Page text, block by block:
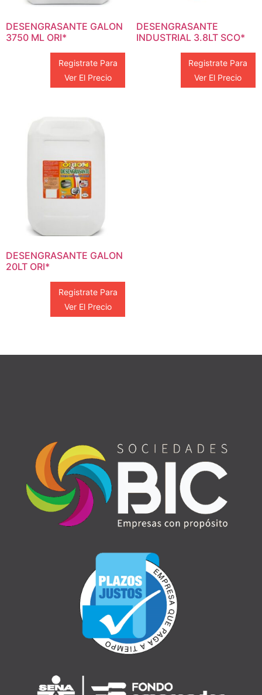
DESENGRASANTE GALON
3750 ML ORI*
Registrate Para
Ver El Precio
DESENGRASANTE
INDUSTRIAL 3.8LT SCO*
Registrate Para
Ver El Precio
DESENGRASANTE GALON
20LT ORI*
Registrate Para
Ver El Precio